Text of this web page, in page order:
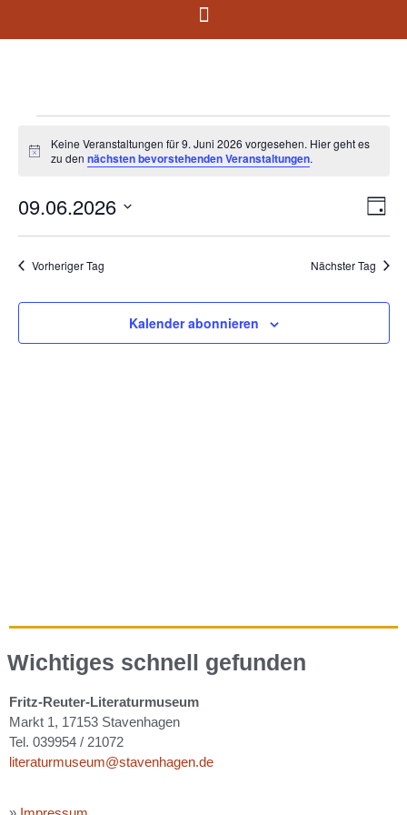
Hinweis
Keine Veranstaltungen für 9. Juni 2026 vorgesehen. Hier geht es
zu den nächsten bevorstehenden Veranstaltungen.
Tag
09.06.2026
wählen.
Vorheriger Tag
Nächster Tag
Kalender abonnieren
Wichtiges schnell gefunden
Fritz-Reuter-Literaturmuseum
Markt 1, 17153 Stavenhagen
Tel. 039954 / 21072
literaturmuseum@stavenhagen.de